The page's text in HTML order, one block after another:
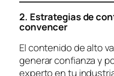
2. Estrategias de
convencer
El contenido de alto
generar confianza y
experto en tu